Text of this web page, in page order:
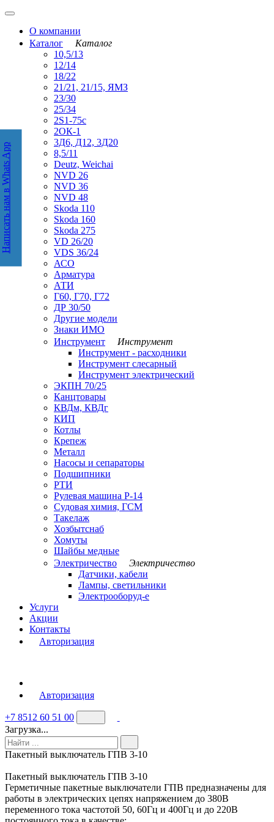
О компании
Каталог
Каталог
10,5/13
12/14
18/22
21/21, 21/15, ЯМЗ
23/30
25/34
2S1-75с
2ОК-1
3Д6, Д12, 3Д20
8,5/11
Deutz, Weichai
NVD 26
NVD 36
NVD 48
Skoda 110
Skoda 160
Skoda 275
VD 26/20
VDS 36/24
АСО
Арматура
АТИ
Г60, Г70, Г72
ДР 30/50
Другие модели
Знаки ИМО
Инструмент
Инструмент
Инструмент - расходники
Инструмент слесарный
Инструмент электрический
ЭКПН 70/25
Канцтовары
КВДм, КВДг
КИП
Котлы
Крепеж
Металл
Насосы и сепараторы
Подшипники
РТИ
Рулевая машина Р-14
Судовая химия, ГСМ
Такелаж
Хозбытснаб
Хомуты
Шайбы медные
Электричество
Электричество
Датчики, кабели
Лампы, светильники
Электрооборуд-е
Услуги
Акции
Контакты
Авторизация
Авторизация
+7 8512 60 51 00
Загрузка...
Пакетный выключатель ГПВ 3-10
Пакетный выключатель ГПВ 3-10
Герметичные пакетные выключатели ГПВ предназначены для
работы в электрических цепях напряжением до 380В
переменного тока частотой 50, 60Гц и 400Гц и до 220В
Написать нам в WhatsApp
Написать нам в Whats App